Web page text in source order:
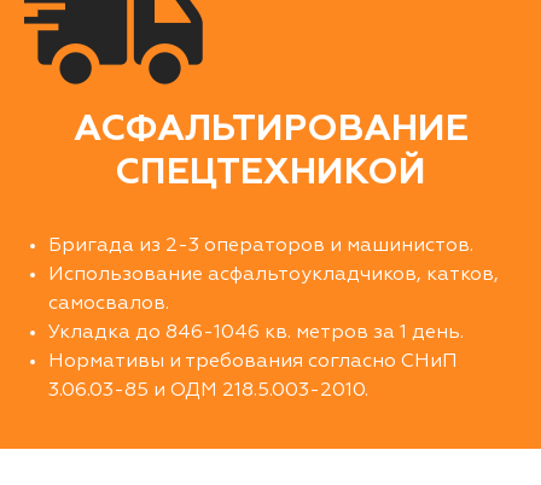
АСФАЛЬТИРОВАНИЕ
СПЕЦТЕХНИКОЙ
Бригада из 2-3 операторов и машинистов.
Использование асфальтоукладчиков, катков,
самосвалов.
Укладка до 846-1046 кв. метров за 1 день.
Нормативы и требования согласно СНиП
3.06.03-85 и ОДМ 218.5.003-2010.